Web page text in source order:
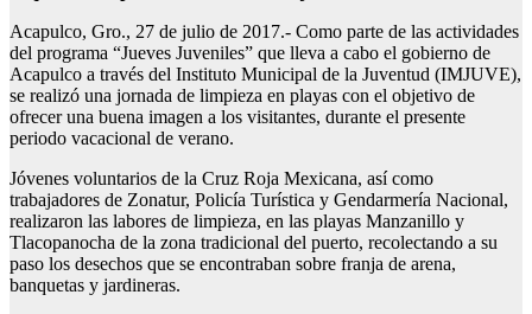
Acapulco, Gro., 27 de julio de 2017.- Como parte de las actividades
del programa “Jueves Juveniles” que lleva a cabo el gobierno de
Acapulco a través del Instituto Municipal de la Juventud (IMJUVE),
se realizó una jornada de limpieza en playas con el objetivo de
ofrecer una buena imagen a los visitantes, durante el presente
periodo vacacional de verano.
Jóvenes voluntarios de la Cruz Roja Mexicana, así como
trabajadores de Zonatur, Policía Turística y Gendarmería Nacional,
realizaron las labores de limpieza, en las playas Manzanillo y
Tlacopanocha de la zona tradicional del puerto, recolectando a su
paso los desechos que se encontraban sobre franja de arena,
banquetas y jardineras.